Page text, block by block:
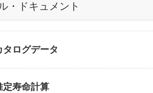
・ドキュメント
タログデータ
定寿命計算